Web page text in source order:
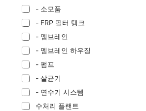
- 소모품
- FRP 필터 탱크
- 멤브레인
- 멤브레인 하우징
- 펌프
- 살균기
- 연수기 시스템
수처리 플랜트